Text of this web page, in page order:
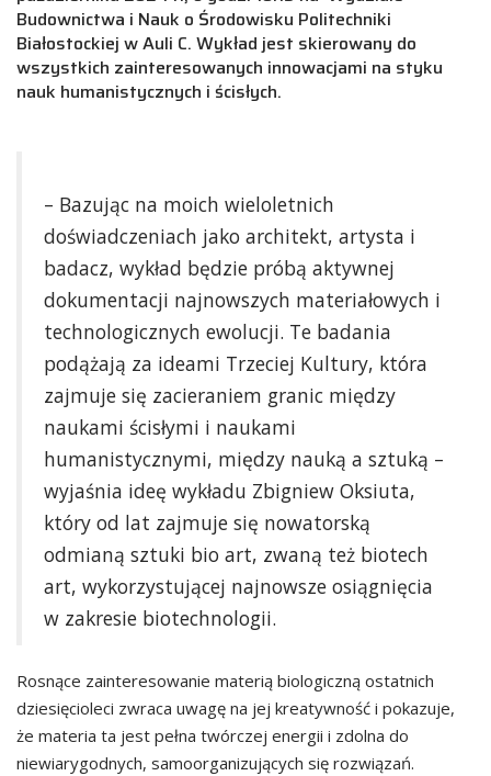
Budownictwa i Nauk o Środowisku Politechniki
Białostockiej w Auli C. Wykład jest skierowany do
wszystkich zainteresowanych innowacjami na styku
nauk humanistycznych i ścisłych.
– Bazując na moich wieloletnich
doświadczeniach jako architekt, artysta i
badacz, wykład będzie próbą aktywnej
dokumentacji najnowszych materiałowych i
technologicznych ewolucji. Te badania
podążają za ideami Trzeciej Kultury, która
zajmuje się zacieraniem granic między
naukami ścisłymi i naukami
humanistycznymi, między nauką a sztuką –
wyjaśnia ideę wykładu Zbigniew Oksiuta,
który od lat zajmuje się nowatorską
odmianą sztuki bio art, zwaną też biotech
art, wykorzystującej najnowsze osiągnięcia
w zakresie biotechnologii.
Rosnące zainteresowanie materią biologiczną ostatnich
dziesięcioleci zwraca uwagę na jej kreatywność i pokazuje,
że materia ta jest pełna twórczej energii i zdolna do
niewiarygodnych, samoorganizujących się rozwiązań.